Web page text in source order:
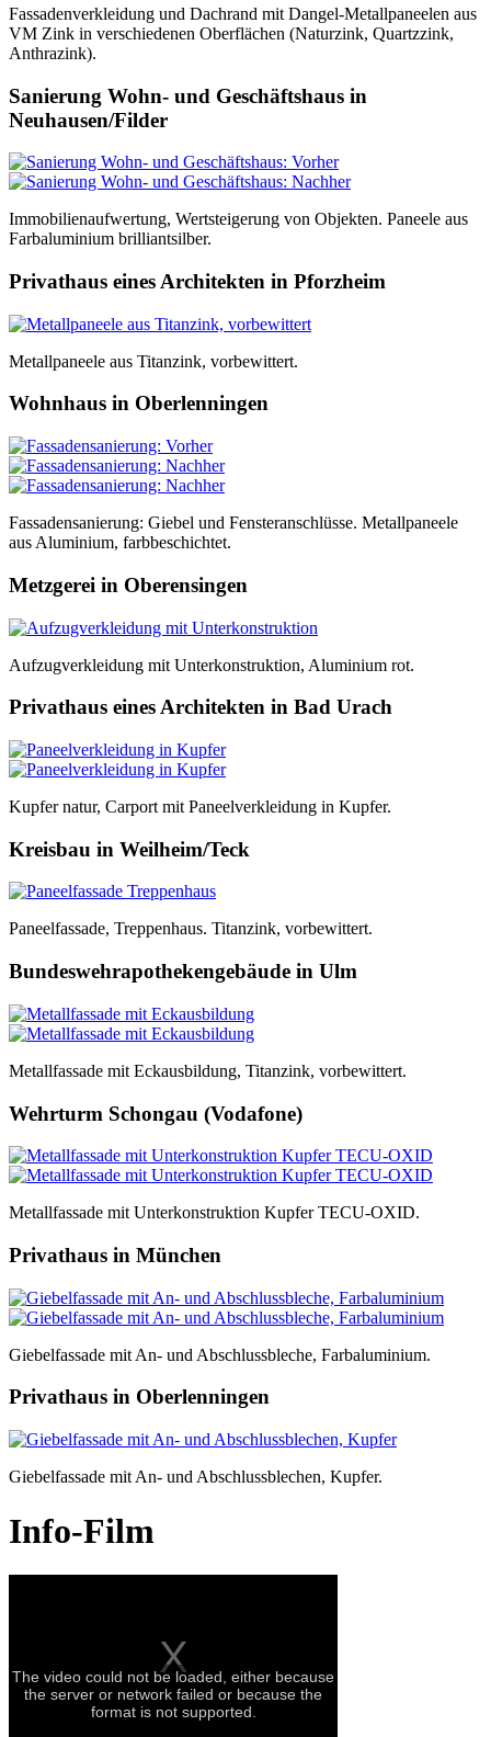
Fassadenverkleidung und Dachrand mit Dangel-Metallpaneelen aus
VM Zink in verschiedenen Oberflächen (Naturzink, Quartzzink,
Anthrazink).
Sanierung Wohn- und Geschäftshaus in
Neuhausen/Filder
Immobilienaufwertung, Wertsteigerung von Objekten. Paneele aus
Farbaluminium brilliantsilber.
Privathaus eines Architekten in Pforzheim
Metallpaneele aus Titanzink, vorbewittert.
Wohnhaus in Oberlenningen
Fassadensanierung: Giebel und Fensteranschlüsse. Metallpaneele
aus Aluminium, farbbeschichtet.
Metzgerei in Oberensingen
Aufzugverkleidung mit Unterkonstruktion, Aluminium rot.
Privathaus eines Architekten in Bad Urach
Kupfer natur, Carport mit Paneelverkleidung in Kupfer.
Kreisbau in Weilheim/Teck
Paneelfassade, Treppenhaus. Titanzink, vorbewittert.
Bundeswehrapothekengebäude in Ulm
Metallfassade mit Eckausbildung, Titanzink, vorbewittert.
Wehrturm Schongau (Vodafone)
Metallfassade mit Unterkonstruktion Kupfer TECU-OXID.
Privathaus in München
Giebelfassade mit An- und Abschlussbleche, Farbaluminium.
Privathaus in Oberlenningen
Giebelfassade mit An- und Abschlussblechen, Kupfer.
Info-Film
The video could not be loaded, either because
the server or network failed or because the
format is not supported.